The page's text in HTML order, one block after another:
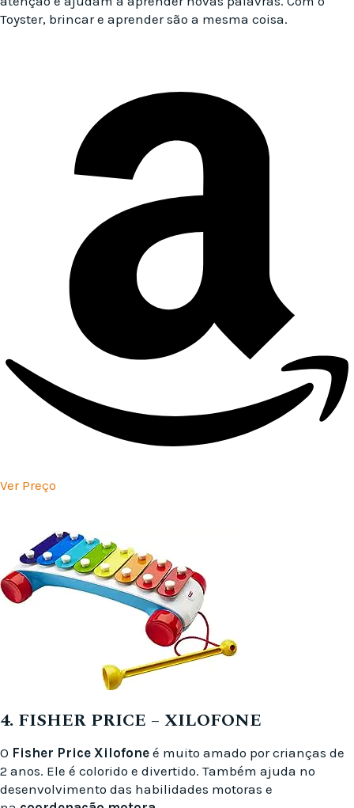
Toyster, brincar e aprender são a mesma coisa.
Ver Preço
4. FISHER PRICE – XILOFONE
O Fisher Price Xilofone é muito amado por crianças de
2 anos. Ele é colorido e divertido. Também ajuda no
desenvolvimento das habilidades motoras e